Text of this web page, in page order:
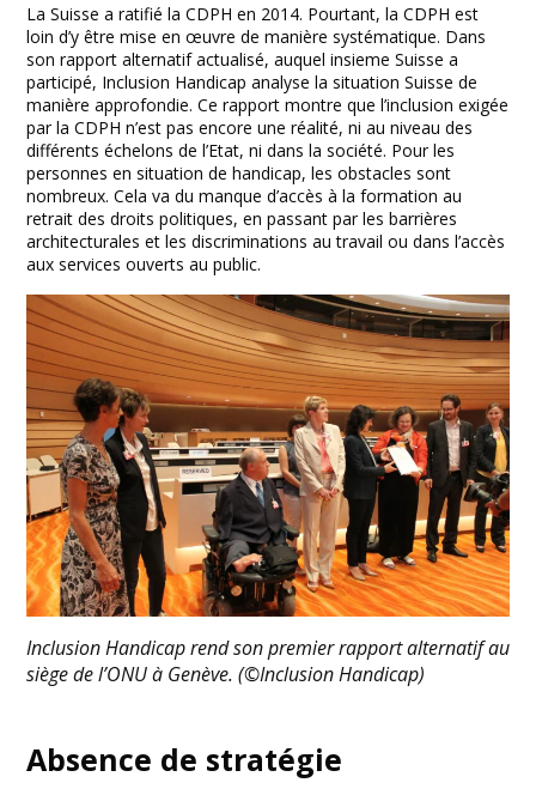
La Suisse a ratifié la CDPH en 2014. Pourtant, la CDPH est
loin d’y être mise en œuvre de manière systématique. Dans
son rapport alternatif actualisé, auquel insieme Suisse a
participé, Inclusion Handicap analyse la situation Suisse de
manière approfondie. Ce rapport montre que l’inclusion exigée
par la CDPH n’est pas encore une réalité, ni au niveau des
différents échelons de l’Etat, ni dans la société. Pour les
personnes en situation de handicap, les obstacles sont
nombreux. Cela va du manque d’accès à la formation au
retrait des droits politiques, en passant par les barrières
architecturales et les discriminations au travail ou dans l’accès
aux services ouverts au public.
Inclusion Handicap rend son premier rapport alternatif au
siège de l’ONU à Genève. (©Inclusion Handicap)
Absence de stratégie